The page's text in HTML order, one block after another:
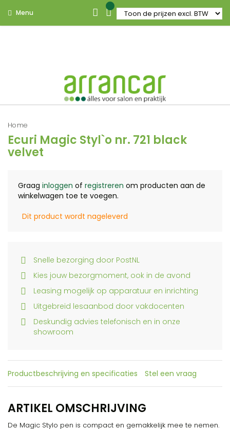
Menu
Home
Ecuri Magic Styl`o nr. 721 black
velvet
Graag inloggen of registreren om producten aan de
winkelwagen toe te voegen.
Dit product wordt nageleverd
Snelle bezorging door PostNL
Kies jouw bezorgmoment, ook in de avond
Leasing mogelijk op apparatuur en inrichting
Uitgebreid lesaanbod door vakdocenten
Deskundig advies telefonisch en in onze
showroom
Productbeschrijving en specificaties Stel een vraag
ARTIKEL OMSCHRIJVING
De Magic Stylo pen is compact en gemakkelijk mee te nemen.